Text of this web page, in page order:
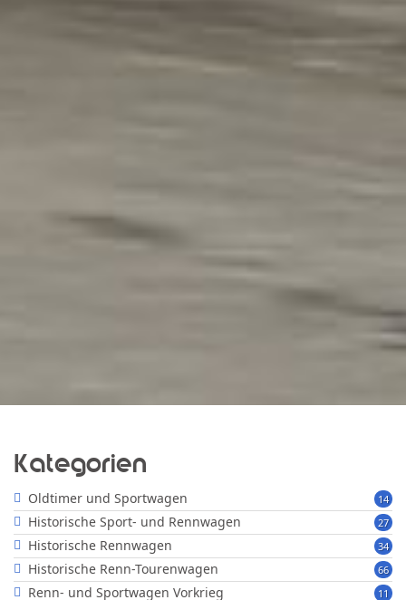
Kategorien
14
Oldtimer und Sportwagen
27
Historische Sport- und Rennwagen
34
Historische Rennwagen
66
Historische Renn-Tourenwagen
11
Renn- und Sportwagen Vorkrieg